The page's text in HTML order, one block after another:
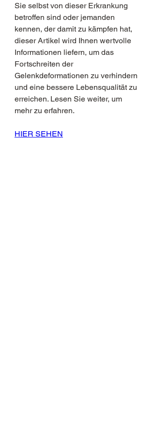
Sie selbst von dieser Erkrankung
betroffen sind oder jemanden
kennen, der damit zu kämpfen hat,
dieser Artikel wird Ihnen wertvolle
Informationen liefern, um das
Fortschreiten der
Gelenkdeformationen zu verhindern
und eine bessere Lebensqualität zu
erreichen. Lesen Sie weiter, um
mehr zu erfahren.
HIER SEHEN